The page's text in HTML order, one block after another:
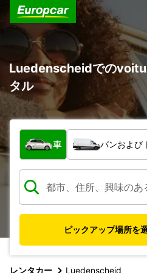
Luedenscheidでの
タル
車両の種類
車 バンおよび
ピックアップ場所を
レンタカー Luedenscheid